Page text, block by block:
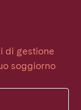
di gestione
soggiorno